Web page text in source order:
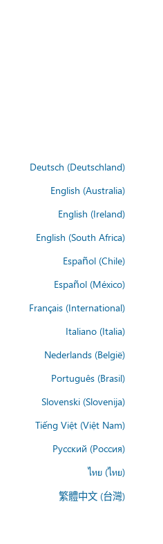
Deutsch (Deutschland)
English (Australia)
English (Ireland)
English (South Africa)
Español (Chile)
Español (México)
Français (International)
Italiano (Italia)
Nederlands (België)
Português (Brasil)
Slovenski (Slovenija)
Tiếng Việt (Việt Nam)
Русский (Россия)
ไทย (ไทย)
繁體中文 (台灣)